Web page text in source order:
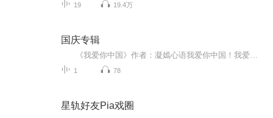
19 19.4万
国庆专辑
1 78
星轨好友Pia戏圈